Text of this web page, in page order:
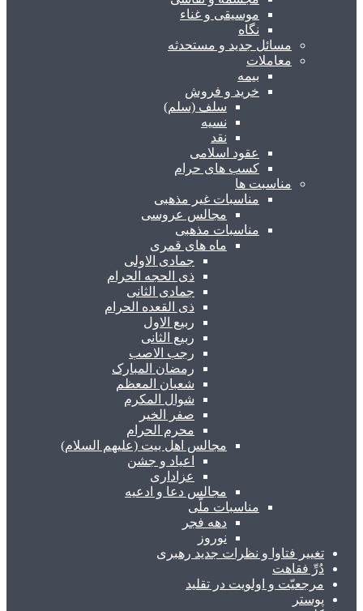
موسیقی و غناء
نگاه
مسائل جدید و مستحدثه
معاملات
بیمه
خرید و فروش
سلف (سلم)
نسیه
نقد
عقود اسلامی
کسب های حرام
مناسبت ها
مناسبات غیر مذهبی
مجالس عروسی
مناسبات مذهبی
ماه های قمری
جمادی الاولی
ذی الحجه الحرام
جمادی الثانی
ذی القعده الحرام
ربیع الاول
ربیع الثانی
رجب الاصب
رمضان المبارک
شعبان المعظم
شوال المکرم
صفر الخیر
محرم الحرام
مجالس اهل بیت (علیهم السلام)
اعیاد و جشن
عزاداری
مجالس دعا و ادعیه
مناسبات ملّی
دهه فجر
نوروز
تغییر فتاوا و نظرات جدید رهبری
دُرِّ فقاهت
مرجعیّت و اولویت در تقلید
پوستر